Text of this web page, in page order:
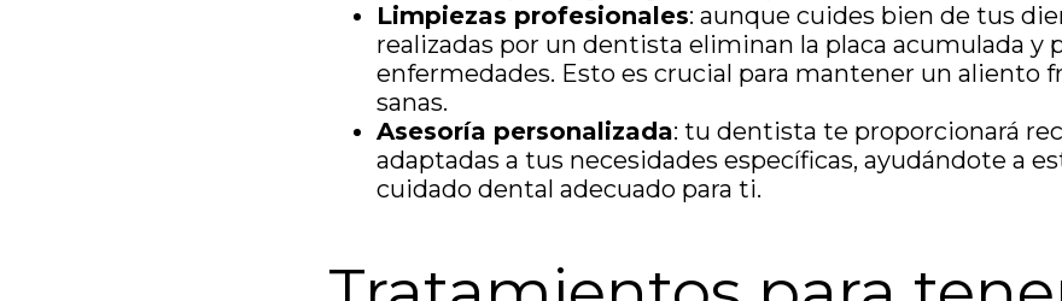
Limpiezas profesionales: aunque cuides bien de tus
realizadas por un dentista eliminan la placa acumulada y
enfermedades. Esto es crucial para mantener un aliento
sanas.
Asesoría personalizada: tu dentista te proporcionará
adaptadas a tus necesidades específicas, ayudándote a
cuidado dental adecuado para ti.